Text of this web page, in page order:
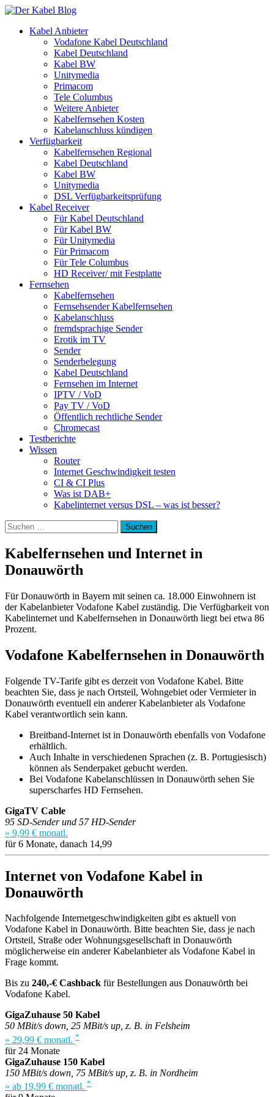
Kabel Anbieter
Vodafone Kabel Deutschland
Kabel Deutschland
Kabel BW
Unitymedia
Primacom
Tele Columbus
Weitere Anbieter
Kabelfernsehen Kosten
Kabelanschluss kündigen
Verfügbarkeit
Kabelfernsehen Regional
Kabel Deutschland
Kabel BW
Unitymedia
DSL Verfügbarkeitsprüfung
Kabel Receiver
Für Kabel Deutschland
Für Kabel BW
Für Unitymedia
Für Primacom
Für Tele Columbus
HD Receiver/ mit Festplatte
Fernsehen
Kabelfernsehen
Fernsehsender Kabelfernsehen
Kabelanschluss
fremdsprachige Sender
Erotik im TV
Sender
Senderbelegung
Kabel Deutschland
Fernsehen im Internet
IPTV / VoD
Pay TV / VoD
Öffentlich rechtliche Sender
Chromecast
Testberichte
Wissen
Router
Internet Geschwindigkeit testen
CI & CI Plus
Was ist DAB+
Kabelinternet versus DSL – was ist besser?
Suchen
nach:
Kabelfernsehen und Internet in
Donauwörth
Für Donauwörth in Bayern mit seinen ca. 18.000 Einwohnern ist
der Kabelanbieter Vodafone Kabel zuständig. Die Verfügbarkeit von
Kabelinternet und Kabelfernsehen in Donauwörth liegt bei etwa 86
Prozent.
Vodafone Kabelfernsehen in Donauwörth
Folgende TV-Tarife gibt es derzeit von Vodafone Kabel. Bitte
beachten Sie, dass je nach Ortsteil, Wohngebiet oder Vermieter in
Donauwörth eventuell ein anderer Kabelanbieter als Vodafone
Kabel verantwortlich sein kann.
Breitband-Internet ist in Donauwörth ebenfalls von Vodafone
erhältlich.
Auch Inhalte in verschiedenen Sprachen (z. B. Portugiesisch)
können als Senderpaket gebucht werden.
Bei Vodafone Kabelanschlüssen in Donauwörth sehen Sie
superscharfes HD Fernsehen.
GigaTV Cable
95 SD-Sender und 57 HD-Sender
» 9,99 € monatl.
für 6 Monate, danach 14,99
Internet von Vodafone Kabel in
Donauwörth
Nachfolgende Internetgeschwindigkeiten gibt es aktuell von
Vodafone Kabel in Donauwörth. Bitte beachten Sie, dass je nach
Ortsteil, Straße oder Wohnungsgesellschaft in Donauwörth
möglicherweise ein anderer Kabelanbieter als Vodafone Kabel in
Frage kommt.
Bis zu 240,-€ Cashback für Bestellungen aus Donauwörth bei
Vodafone Kabel.
GigaZuhause 50 Kabel
50 MBit/s down, 25 MBit/s up, z. B. in Felsheim
» 29,99 € monatl. *
für 24 Monate
GigaZuhause 150 Kabel
150 MBit/s down, 75 MBit/s up, z. B. in Nordheim
» ab 19,99 € monatl. *